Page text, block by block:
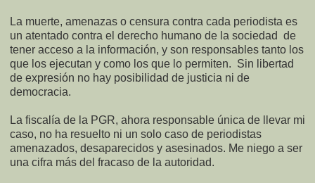
La muerte, amenazas o censura contra cada periodista es
un atentado contra el derecho humano de la sociedad de
tener acceso a la información, y son responsables tanto los
que los ejecutan y como los que lo permiten. Sin libertad
de expresión no hay posibilidad de justicia ni de
democracia.
La fiscalía de la PGR, ahora responsable única de llevar mi
caso, no ha resuelto ni un solo caso de periodistas
amenazados, desaparecidos y asesinados. Me niego a ser
una cifra más del fracaso de la autoridad.